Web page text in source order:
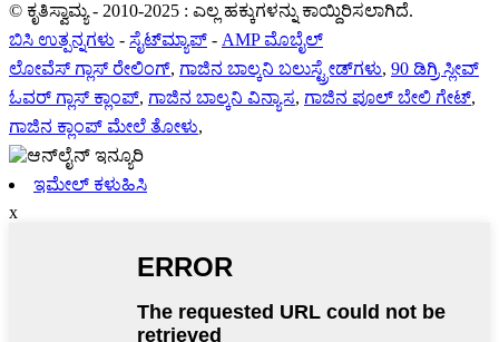
© ಕೃತಿಸ್ವಾಮ್ಯ - 2010-2025 : ಎಲ್ಲ ಹಕ್ಕುಗಳನ್ನು ಕಾಯ್ದಿರಿಸಲಾಗಿದೆ.
ಬಿಸಿ ಉತ್ಪನ್ನಗಳು - ಸೈಟ್‌ಮ್ಯಾಪ್ - AMP ಮೊಬೈಲ್
ಲೋವೆಸ್ ಗ್ಲಾಸ್ ರೇಲಿಂಗ್, ಗಾಜಿನ ಬಾಲ್ಕನಿ ಬಲುಸ್ಟ್ರೇಡ್‌ಗಳು, 90 ಡಿಗ್ರಿ ಸ್ಲೀವ್
ಓವರ್ ಗ್ಲಾಸ್ ಕ್ಲಾಂಪ್, ಗಾಜಿನ ಬಾಲ್ಕನಿ ವಿನ್ಯಾಸ, ಗಾಜಿನ ಪೂಲ್ ಬೇಲಿ ಗೇಟ್,
ಗಾಜಿನ ಕ್ಲಾಂಪ್ ಮೇಲೆ ತೋಳು,
ಇಮೇಲ್ ಕಳುಹಿಸಿ
x